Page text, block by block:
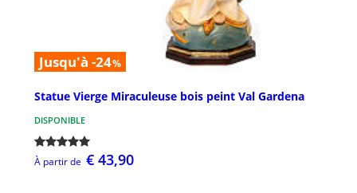
Jusqu'à -24%
Statue Vierge Miraculeuse bois peint Val Gardena
DISPONIBLE
À partir de € 43,90